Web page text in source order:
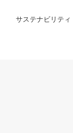
サステナビリティ